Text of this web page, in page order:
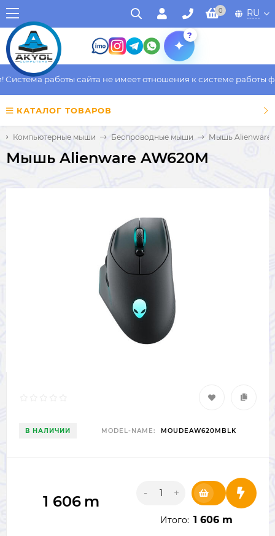
0 RU
?
работы сайта не имеет отношения к системе работы
КАТАЛОГ ТОВАРОВ
Компьютерные мыши Беспроводные мыши Мышь Alienware
Мышь Alienware AW620M
В НАЛИЧИИ MODEL-NAME: MOUDEAW620MBLK
1 606 m - +
Итого: 1 606 m